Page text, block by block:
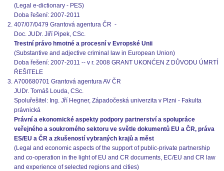
(Legal e-dictionary - PES)
Doba řešení: 2007-2011
407/07/0479 Grantová agentura ČR -
Doc. JUDr. Jiří Pipek, CSc.
Trestní právo hmotné a procesní v Evropské Unii
(Substantive and adjective criminal law in European Union)
Doba řešení: 2007-2011 -- v r. 2008 GRANT UKONĆEN Z DŮVODU ÚMRTÍ
ŔEŠITELE
A700680701 Grantová agentura AV ČR
JUDr. Tomáš Louda, CSc.
Spoluřešitel: Ing. Jří Hegner, Západočeská univerzita v Plzni - Fakulta
právnická
Právní a ekonomické aspekty podpory partnerství a spolupráce
veřejného a soukromého sektoru ve světle dokumentů EU a ČR, práva
ES/EU a ČR a zkušeností vybraných krajů a měst
(Legal and economic aspects of the support of public-private partnership
and co-operation in the light of EU and CR documents, EC/EU and CR law
and experience of selected regions and cities)